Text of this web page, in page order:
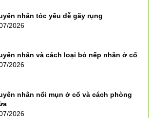
nhân tóc yếu dễ gãy rụng
2026
nhân và cách loại bỏ nếp nhăn ở cổ
2026
nhân nổi mụn ở cổ và cách phòng
2026